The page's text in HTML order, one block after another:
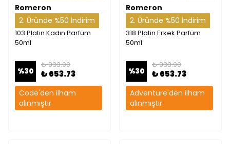
Romeron
2. Üründe %50 İndirim
103 Platin Kadın Parfüm
50ml
%30
₺ 933.90
₺ 653.73
Code'den ilham
alınmıştır.
Romeron
2. Üründe %50 İndirim
318 Platin Erkek Parfüm
50ml
%30
₺ 933.90
₺ 653.73
Adventure'den ilham
alınmıştır.